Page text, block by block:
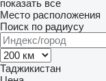
показать все
Место расположения
Поиск по радиусу
Таджикистан